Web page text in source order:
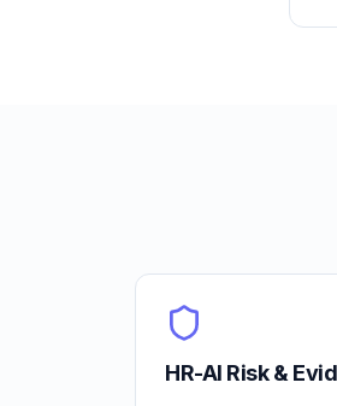
HR-AI Risk &